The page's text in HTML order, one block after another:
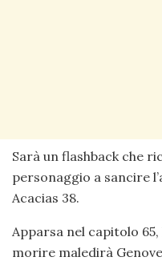
Sarà un flashback che
personaggio a sancire
Acacias 38.
Apparsa nel capitolo
morire maledirà